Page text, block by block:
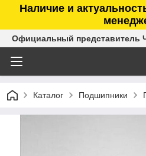
Наличие и
Официальный представитель
Каталог Подшипники